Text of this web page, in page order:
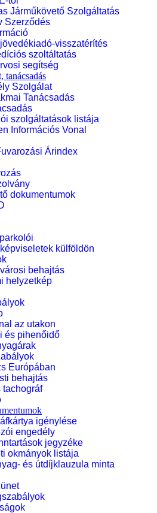
Járműkövető Szolgáltatás
Szerződés
visszatérítés
szoltáltatás
segítség
tanácsadás
Szolgálat
Tanácsadás
szolgáltatások listája
Információs Vonal
Árindex
dokumentumok
külföldön
behajtás
helyzetkép
az utakon
és pihenőidő
Európában
behajtás
tachográf
igénylése
engedély
jegyzéke
okmányok listája
és útdíjklauzula minta